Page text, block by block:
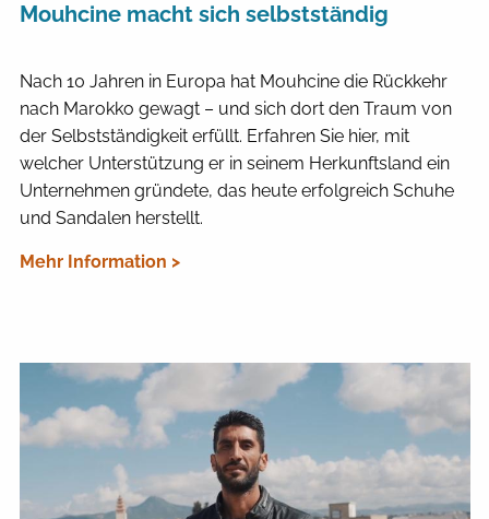
Mouhcine macht sich selbstständig
Nach 10 Jahren in Europa hat Mouhcine die Rückkehr
nach Marokko gewagt – und sich dort den Traum von
der Selbstständigkeit erfüllt. Erfahren Sie hier, mit
welcher Unterstützung er in seinem Herkunftsland ein
Unternehmen gründete, das heute erfolgreich Schuhe
und Sandalen herstellt.
Mehr Information >